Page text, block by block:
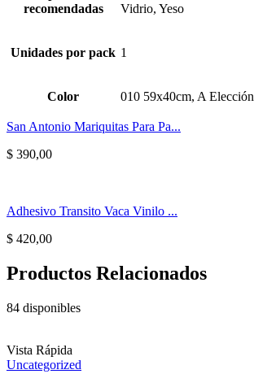
recomendadas
Vidrio, Yeso
Unidades por pack 1
Color 010 59x40cm, A Elección
San Antonio Mariquitas Para Pa...
$ 390,00
Adhesivo Transito Vaca Vinilo ...
$ 420,00
Productos Relacionados
84 disponibles
Vista Rápida
Uncategorized